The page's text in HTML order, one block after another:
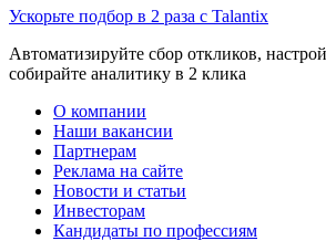
Ускорьте подбор в 2 раза с Talantix
Автоматизируйте сбор откликов,
собирайте аналитику в 2 клика
О компании
Наши вакансии
Партнерам
Реклама на сайте
Новости и статьи
Инвесторам
Кандидаты по профессиям